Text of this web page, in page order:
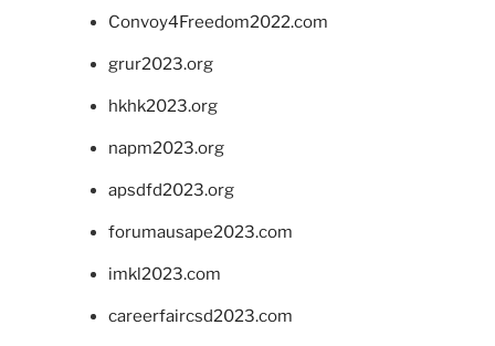
Convoy4Freedom2022.com
grur2023.org
hkhk2023.org
napm2023.org
apsdfd2023.org
forumausape2023.com
imkl2023.com
careerfaircsd2023.com